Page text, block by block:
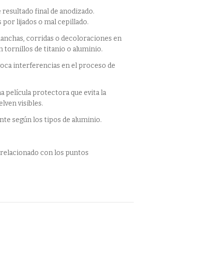
final de anodizado.
por lijados o mal cepillado.
corridas o decoloraciones en
tornillos de titanio o aluminio.
interferencias en el proceso de
película protectora que evita la
visibles.
según los tipos de aluminio.
con los puntos